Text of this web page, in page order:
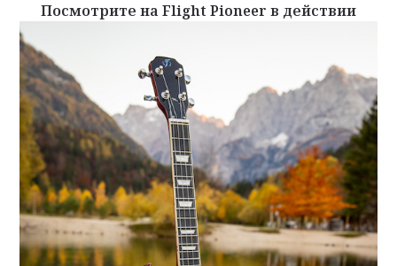
Посмотрите на Flight Pioneer в действии